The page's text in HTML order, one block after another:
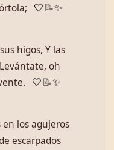
🤍 📝✨
higos, Y las
oh
🤍 📝✨
en los agujeros
escarpados